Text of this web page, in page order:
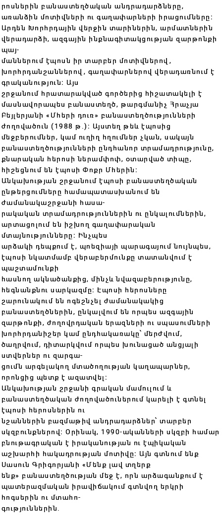
րոսներին բանաստեղծական անդրադարձները,
առանձին մոտիվների ու գաղափարների իրացումները։
Արդեն Խորհրդային վերջին տարիներին, արմատներին
վերադարձի, ազգային ինքնագիտակցության զարթոնքի
պայ-
մաններում էպոսն իր տարբեր մոտիվներով,
խորհրդանշաններով, գաղափարներով վերադառնում է
գրականություն։ Այս
շրջանում հրատարակված գործերից հիշատակելի է
մասնավորապես բանաստեղծ, թարգմանիչ Հրաչյա
Բեյլերյանի «Մհերի դուռ» բանաստեղծությունների
ժողովածուն (1988 թ․)։ Այստեղ թեև էպոսից
մեջբերումներ, կամ ուղիղ հղումներ չկան, սակայն
բանաստեղծությունների ընդհանոր տրամադրությունը,
քնարական հերոսի ներամփոփ, օտարված տիպը,
հիշեցնում են էպոսի Փոքր Մհերին։
Անկախության շրջանում էպոսի բանաստեղծական
ընթերցումները համապատասխանում են
ժամանակաշրջանի հասա-
րակական տրամադրություններին ու ընկալումներին,
արտացոլում են իշխող գաղափարական
մտայնությունները։ Ինչպես
արձակի դեպքում է, պոեզիայի պարագայում նույնպես,
էպոսի նկատմամբ վերաբերմունքը տատանվում է
պաշտամունքի
հասնող ակնածանքից, մինչև նվազաբերությունը,
հեգնանքնու սարկազմը։ Էպոսի հերոսները
շարունակում են ոգեշնչել ժամանակակից
բանաստեղծներին, ընկալվում են որպես ազգային
զարթոնքի, ժողովրդական երազների ու սպասումների
խորհրդանիշեր կամ ընդհակառակը՝ մերժվում,
ծաղրվում, դիտարկվում որպես խունացած անցյալի
ստվերներ ու զարգա-
ցումն արգելակող մտածողության կաղապարներ,
որոնցից պետք է ազատվել։
Անկախության շրջանի գրական մամուլում և
բանաստեղծական ժողովածուներում կարելի է գտնել
էպոսի հերոսներին ու
նշաններին բազմաթիվ անդրադարձներ՝ տարբեր
սկզբունքներով։ Օրինակ, 1990-ականների սկզբի համար
բնութագրական է իրականության ու էպիկական
աշխարհի հակադրության մոտիվը։ Այն գտնում ենք
Սասուն Գրիգորյանի «Մենք լավ տղերք
ենք» բանաստեղծության մեջ է, որն արձագանքում է
պատերազմական իրավիճակում գտնվող երկրի
հոգսերին ու մտահո-
գություններին․